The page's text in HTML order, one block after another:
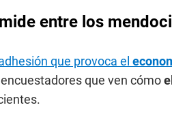
entre los
que provoca el
que ven cómo